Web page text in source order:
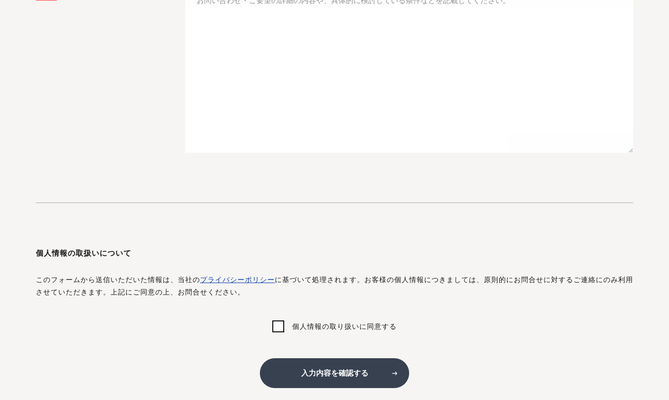
個人情報の取扱いについて
このフォームから送信いただいた情報は、当社のプライバシーポリシーに基づいて処理されます。お客様の個人情報につきましては、原則的にお問合せに対するご連絡にのみ利用
させていただきます。上記にご同意の上、お問合せください。
個人情報の取り扱いに同意する
入力内容を確認する